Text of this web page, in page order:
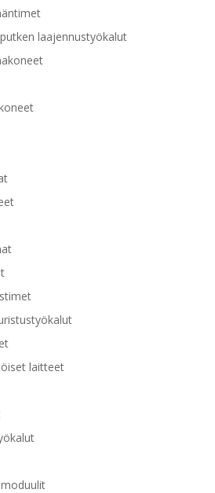
laajennustyökalut
laitteet